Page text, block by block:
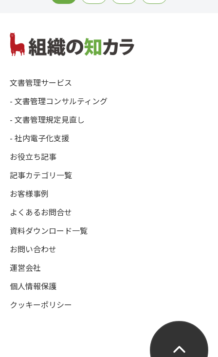
文書管理サービス
- 文書管理コンサルティング
- 文書管理規定見直し
- 社内電子化支援
お役立ち記事
記事カテゴリ一覧
お客様事例
よくあるお問合せ
資料ダウンロード一覧
お問い合わせ
運営会社
個人情報保護
クッキーポリシー